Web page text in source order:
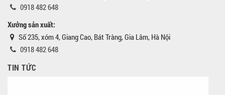
0918 482 648
Xưởng sản xuất:
Số 235, xóm 4, Giang Cao, Bát Tràng, Gia Lâm, Hà Nội
0918 482 648
TIN TỨC